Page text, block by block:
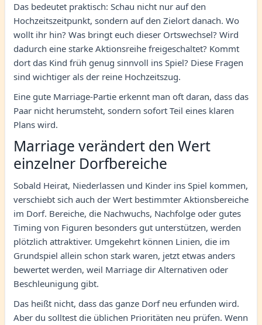
Das bedeutet praktisch: Schau nicht nur auf den
Hochzeitszeitpunkt, sondern auf den Zielort danach. Wo
wollt ihr hin? Was bringt euch dieser Ortswechsel? Wird
dadurch eine starke Aktionsreihe freigeschaltet? Kommt
dort das Kind früh genug sinnvoll ins Spiel? Diese Fragen
sind wichtiger als der reine Hochzeitszug.
Eine gute Marriage-Partie erkennt man oft daran, dass das
Paar nicht herumsteht, sondern sofort Teil eines klaren
Plans wird.
Marriage verändert den Wert
einzelner Dorfbereiche
Sobald Heirat, Niederlassen und Kinder ins Spiel kommen,
verschiebt sich auch der Wert bestimmter Aktionsbereiche
im Dorf. Bereiche, die Nachwuchs, Nachfolge oder gutes
Timing von Figuren besonders gut unterstützen, werden
plötzlich attraktiver. Umgekehrt können Linien, die im
Grundspiel allein schon stark waren, jetzt etwas anders
bewertet werden, weil Marriage dir Alternativen oder
Beschleunigung gibt.
Das heißt nicht, dass das ganze Dorf neu erfunden wird.
Aber du solltest die üblichen Prioritäten neu prüfen. Wenn